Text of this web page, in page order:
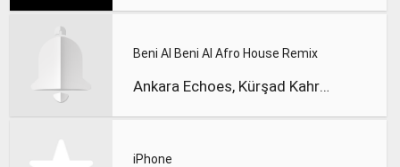
Beni Al Beni Al Afro House Remix
Ankara Echoes, Kürşad Kahraman
iPhone